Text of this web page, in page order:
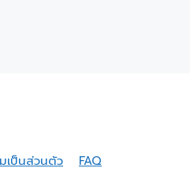
เป็นส่วนตัว FAQ